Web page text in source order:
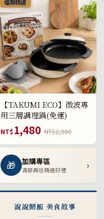
檔期精選
【TAKUMI ECO】微波專
用三層調理鍋(免運)
NT$ 1,480 NT$2,000
🎁 加購專區
滿額再送精選好禮 ›
說說開飯 美食故事